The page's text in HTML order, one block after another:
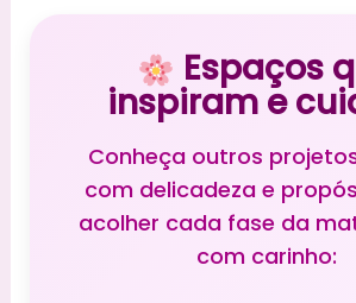
Espaços
inspiram e
Conheça outros
com delicadeza e
acolher cada fase da
com carinho: